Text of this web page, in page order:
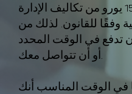
15.00 يورو من تكاليف الإدارة
وفقًا للقانون. لذلك من
تدفع في الوقت المحدد
أو أن تتواصل معك.
في الوقت المناسب أنك